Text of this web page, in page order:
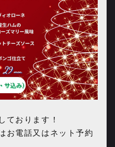
ております！
お電話又はネット予約